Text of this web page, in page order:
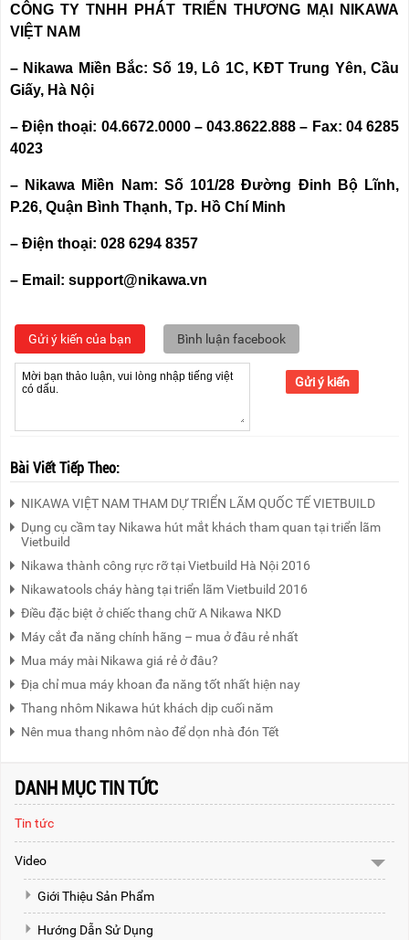
CÔNG TY TNHH PHÁT TRIỂN THƯƠNG MẠI NIKAWA
VIỆT NAM
– Nikawa Miền Bắc: Số 19, Lô 1C, KĐT Trung Yên, Cầu
Giấy, Hà Nội
– Điện thoại: 04.6672.0000 – 043.8622.888 – Fax: 04 6285
4023
– Nikawa Miền Nam: Số 101/28 Đường Đinh Bộ Lĩnh,
P.26, Quận Bình Thạnh, Tp. Hồ Chí Minh
– Điện thoại: 028 6294 8357
– Email: support@nikawa.vn
Gửi ý kiến của bạn Bình luận facebook
Gửi ý kiến
Bài Viết Tiếp Theo:
NIKAWA VIỆT NAM THAM DỰ TRIỂN LÃM QUỐC TẾ VIETBUILD
Dụng cụ cầm tay Nikawa hút mắt khách tham quan tại triển lãm
Vietbuild
Nikawa thành công rực rỡ tại Vietbuild Hà Nội 2016
Nikawatools cháy hàng tại triển lãm Vietbuild 2016
Điều đặc biệt ở chiếc thang chữ A Nikawa NKD
Máy cắt đa năng chính hãng – mua ở đâu rẻ nhất
Mua máy mài Nikawa giá rẻ ở đâu?
Địa chỉ mua máy khoan đa năng tốt nhất hiện nay
Thang nhôm Nikawa hút khách dịp cuối năm
Nên mua thang nhôm nào để dọn nhà đón Tết
DANH MỤC TIN TỨC
Tin tức
Video
Giới Thiệu Sản Phẩm
Hướng Dẫn Sử Dụng